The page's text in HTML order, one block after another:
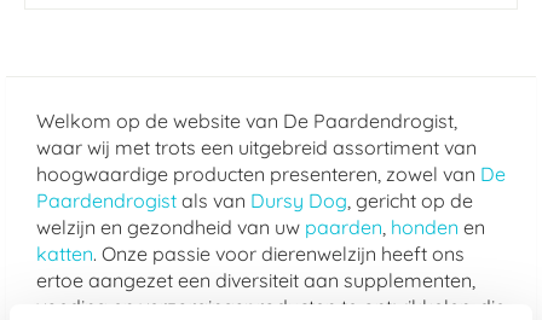
Welkom op de website van De Paardendrogist,
waar wij met trots een uitgebreid assortiment van
hoogwaardige producten presenteren, zowel van De
Paardendrogist als van Dursy Dog, gericht op de
welzijn en gezondheid van uw paarden, honden en
katten. Onze passie voor dierenwelzijn heeft ons
ertoe aangezet een diversiteit aan supplementen,
voeding en verzorgingsproducten te ontwikkelen, die